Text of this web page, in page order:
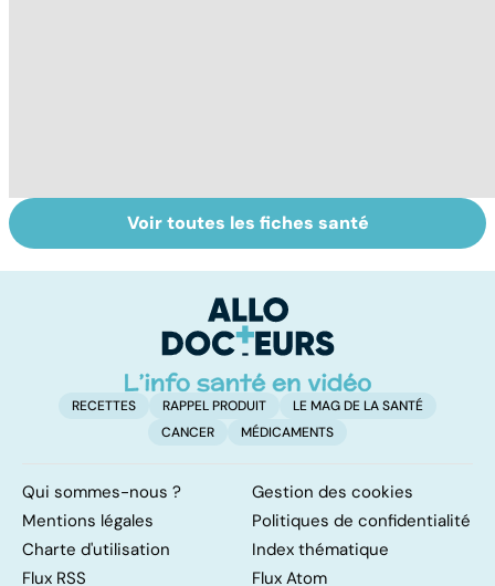
pulmonaire : un
Mediator® : les
cardiologues en
Voir toutes les fiches santé
RECETTES RAPPEL PRODUIT
LE MAG DE LA SANTÉ
CANCER
MÉDICAMENTS
Qui sommes-nous ?
Gestion des cookies
Mentions légales
Politiques de confidentialité
Charte d'utilisation
Index thématique
Flux RSS
Flux Atom